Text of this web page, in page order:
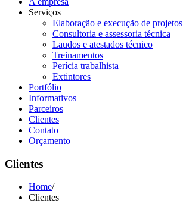
Serviços
Elaboração e execução de projetos
Consultoria e assessoria técnica
Laudos e atestados técnico
Treinamentos
Perícia trabalhista
Extintores
Portfólio
Informativos
Parceiros
Clientes
Contato
Orçamento
Clientes
Home/
Clientes